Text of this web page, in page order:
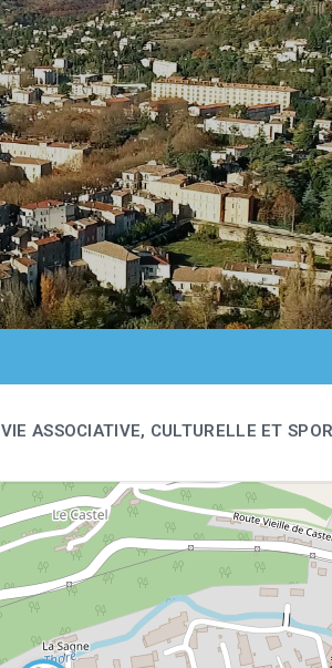
VIE ASSOCIATIVE, CULTURELLE ET